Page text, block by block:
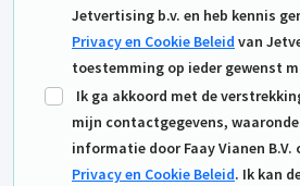
Jetvertising b.v. en heb kennis
Privacy en Cookie Beleid van
toestemming op ieder gewenst
Ik ga akkoord met de
mijn contactgegevens,
informatie door Faay Vianen B.V.
Privacy en Cookie Beleid. Ik kan